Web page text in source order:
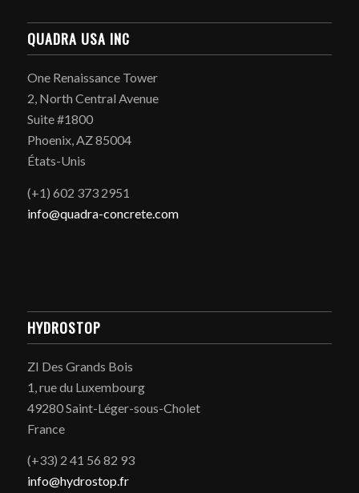
QUADRA USA INC
One Renaissance Tower
2, North Central Avenue
Suite #1800
Phoenix, AZ 85004
États-Unis
(+1) 602 373 2951
info@quadra-concrete.com
HYDROSTOP
ZI Des Grands Bois
1, rue du Luxembourg
49280 Saint-Léger-sous-Cholet
France
(+33) 2 41 56 82 93
info@hydrostop.fr